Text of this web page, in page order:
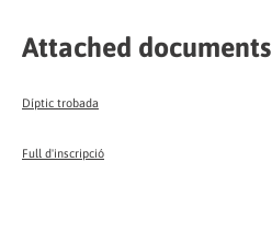
Attached documents
Díptic trobada
Full d'inscripció